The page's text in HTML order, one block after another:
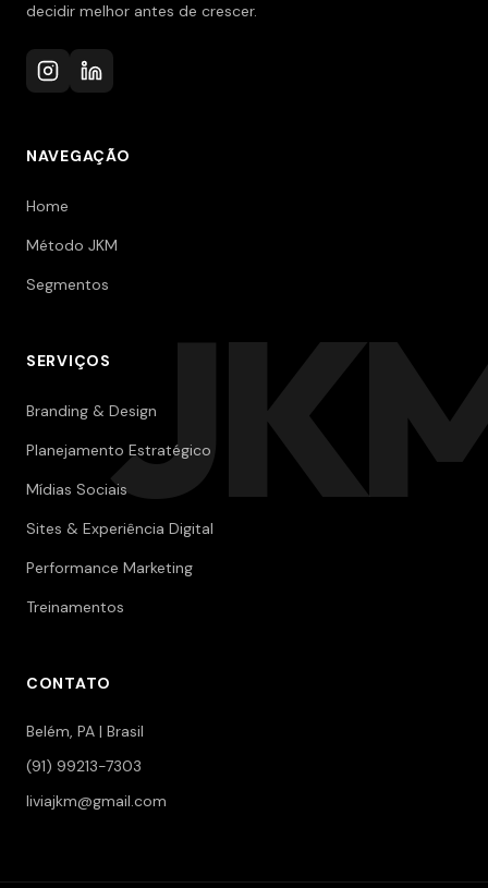
decidir melhor antes de crescer.
NAVEGAÇÃO
Home
Método JKM
Segmentos
SERVIÇOS
Branding & Design
Planejamento Estratégico
Mídias Sociais
Sites & Experiência Digital
Performance Marketing
Treinamentos
CONTATO
Belém, PA | Brasil
(91) 99213-7303
liviajkm@gmail.com